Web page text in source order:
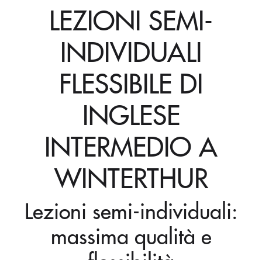
LEZIONI SEMI-
INDIVIDUALI
FLESSIBILE DI
INGLESE
INTERMEDIO A
WINTERTHUR
Lezioni semi-individuali:
massima qualità e